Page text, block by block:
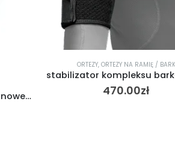
ORTEZY
Opaska Na Udo / TS-1
230.00zł